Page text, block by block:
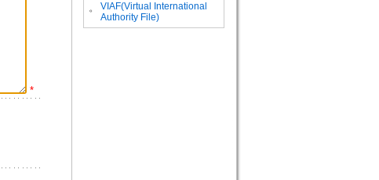
*
。
VIAF(Virtual International
Authority File)